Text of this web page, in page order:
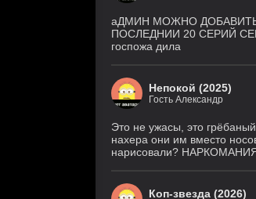
аДМИН МОЖНО
ПОСЛЕДНИИ 20 СЕРИЙ
госпожа дила
Непокой (2025)
Гость Александр
Это не ужасы, это
нахера они им вместо
нарисовали?
Коп-звезда (2026)